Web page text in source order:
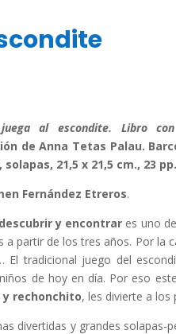
al escondite. Libro con
de Anna Tetas Palau.
solapas, 21,5 x 21,5 cm., 23
Fernández Etreros.
y encontrar es uno
a partir de los tres años. Por la
El tradicional juego del
de hoy en día. Por eso
rechonchito, les divierte a los
divertidas y grandes solapas-